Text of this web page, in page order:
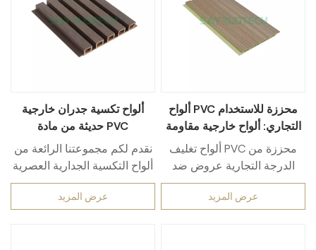
ألواح تكسية جدران خارجية
حديثة من مادة PVC
نقدم لكم مجموعتنا الرائعة من
ألواح التكسية الجدارية العصرية
المصنوعة من مادة PVC،
والمناسبة للجدران الخارجية.
عرض المزيد
ألواح PVC محززة للاستخدام
التجاري: ألواح خارجية مقاومة
للماء للاستخدام التجاري
الخارجي
ألواح تغليف PVC محززة من
الدرجة التجارية عروض ضد
للماءحلول متينة للاستخدامات
الصناعية في الهواء الطلق
عرض المزيد